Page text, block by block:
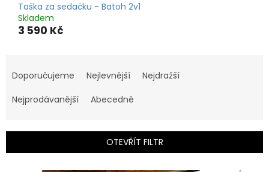
Taška za sedačku - Batoh 2v1
Skladem
3 590 Kč
a
e
í
r
Doporučujeme Nejlevnější
Nejdražší
Nejprodávanější
Abecedně
OTEVŘÍT FILTR